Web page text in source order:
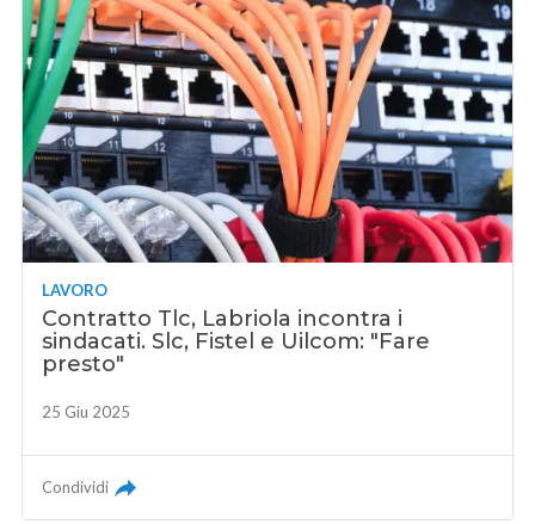
LAVORO
Contratto Tlc, Labriola incontra i
sindacati. Slc, Fistel e Uilcom: "Fare
presto"
25 Giu 2025
Condividi